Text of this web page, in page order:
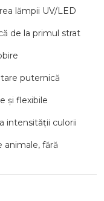
lămpii UV/LED
de la primul strat
puternică
și flexibile
intensității culorii
animale, fără